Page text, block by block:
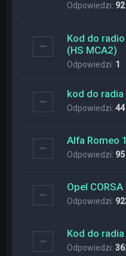
Odpowiedzi: 92
Kod do
(HS MCA2)
Odpowiedzi: 1
kod do radia
Odpowiedzi:44
Alfa Romeo
Odpowiedzi: 95
Opel
Odpowiedzi:
Kod do radia
Odpowiedzi: